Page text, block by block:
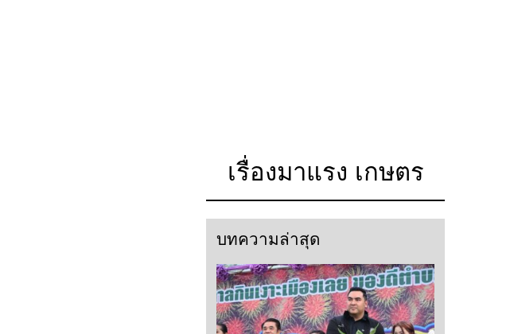
เรื่องมาแรง เกษตร
บทความล่าสุด